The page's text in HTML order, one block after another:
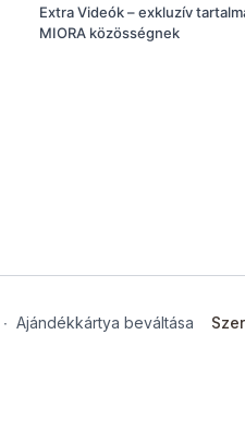
Extra Videók – exkluzív
MIORA közösségnek
∙ Ajándékkártya beváltása